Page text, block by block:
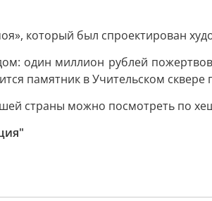
который был спроектирован
один миллион рублей
памятник в Учительском сквере
страны можно посмотреть по